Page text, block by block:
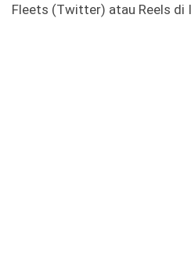
Fleets (Twitter) atau Reels di